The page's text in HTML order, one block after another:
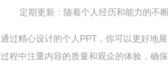
定期更新 ：随着个人经历和能力的不
通过精心设计的个人PPT，你可以更好地
过程中注重内容的质量和观众的体验，确